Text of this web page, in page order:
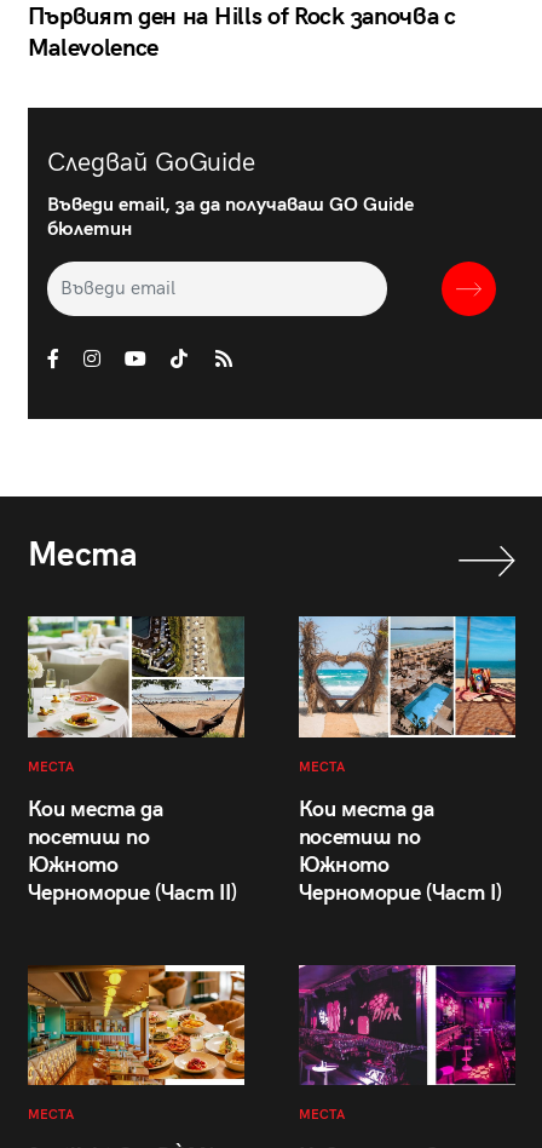
Първият ден на Hills of Rock започва с
Malevolence
Следвай GoGuide
Въведи email, за да получаваш GO Guide
бюлетин
Места
МЕСТА
Кои места да
посетиш по
Южното
Черноморие (Част II)
МЕСТА
Кои места да
посетиш по
Южното
Черноморие (Част I)
МЕСТА МЕСТА